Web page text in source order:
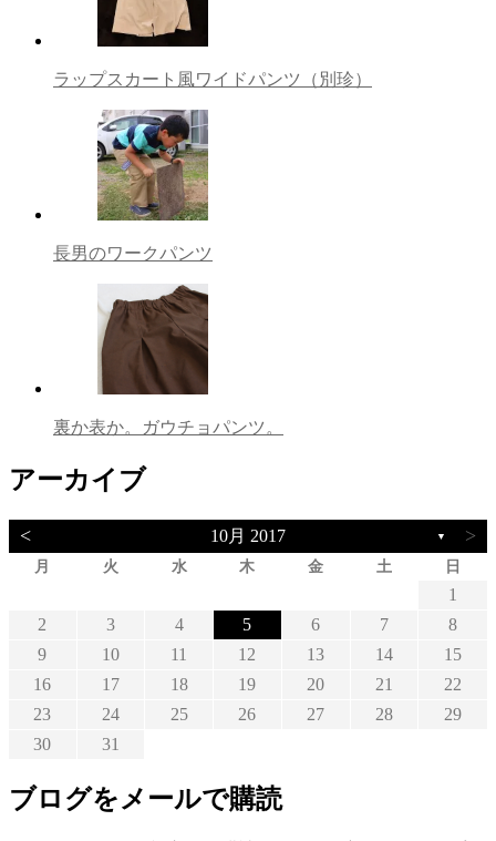
ラップスカート風ワイドパンツ（別珍）
長男のワークパンツ
裏か表か。ガウチョパンツ。
アーカイブ
< 10月 2017 ▼ >
月 火 水 木 金 土 日
1
2
3 4 5 6 7
8
9
10 11 12 13 14
15
16
17 18 19 20 21
22
23
24 25 26 27 28
29
30
31
ブログをメールで購読